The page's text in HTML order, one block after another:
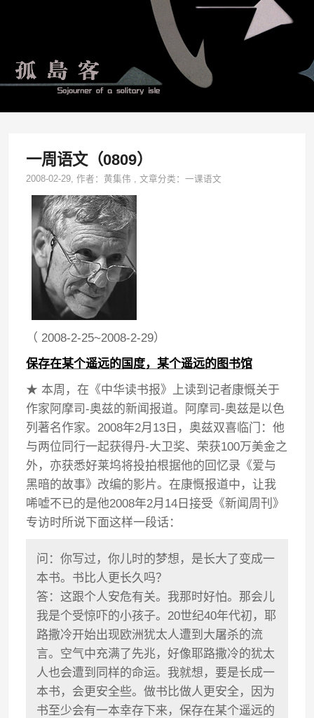
一周语文（0809）
2008-02-29, 作者：黄集伟 ,文章分类：一课语文
（ 2008-2-25~2008-2-29）
保存在某个遥远的国度，某个遥远的图书馆
★ 本周，在《中华读书报》上读到记者康慨关于
作家阿摩司-奥兹的新闻报道。阿摩司-奥兹是以色
列著名作家。2008年2月13日，奥兹双喜临门：他
与两位同行一起获得丹-大卫奖、荣获100万美金之
外，亦获悉好莱坞将投拍根据他的回忆录《爱与
黑暗的故事》改编的影片。在康慨报道中，让我
唏嘘不已的是他2008年2月14日接受《新闻周刊》
专访时所说下面这样一段话：
问：你写过，你儿时的梦想，是长大了变成一
本书。书比人更长久吗？
答：这跟个人安危有关。我那时好怕。那会儿
我是个受惊吓的小孩子。20世纪40年代初，耶
路撒冷开始出现欧洲犹太人遭到大屠杀的流
言。空气中充满了先兆，好像耶路撒冷的犹太
人也会遭到同样的命运。我就想，要是长成一
本书，会更安全些。做书比做人更安全，因为
书至少会有一本幸存下来，保存在某个遥远的